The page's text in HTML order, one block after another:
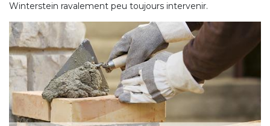
Winterstein ravalement peu toujours intervenir.